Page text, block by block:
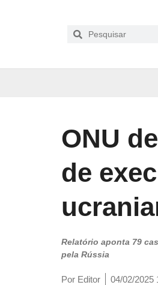
ONU
de
Relatório aponta 79
pela Rússia
Por Editor 04/02/2025